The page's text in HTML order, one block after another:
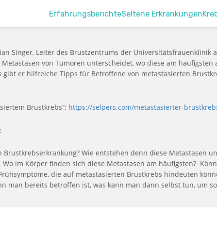
ErfahrungsberichteSeltene Erkrankungen
Singer, Leiter des Brustzentrums der Universitätsfrauenklinik
von Tumoren unterscheidet, wo diese am
er hilfreiche Tipps für Betroffene von metastasierten
Brustkrebs“: https://selpers.com/metastasierter-
Wie entstehen denn diese Metastasen
im Körper finden sich diese Metastasen am häufigsten?
die auf metastasierten Brustkrebs hindeuten
man bereits betroffen ist, was kann man dann selbst tun, um